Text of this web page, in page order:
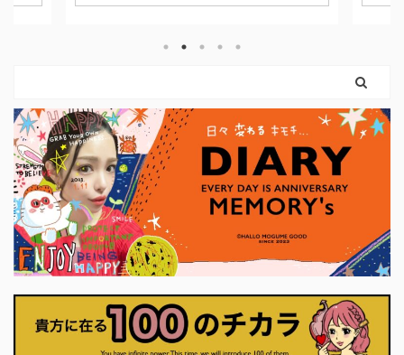
思っ
ーに
ま
押せ
なくてもいい。 我慢し続けなくてもい
け力を使えばいいのです。 弓を引く手
に、やさしさを捨てなくていい」 とい
うことを教えてくれます。 前のカード
で育ててきた意志は、 ここで初めて、
外の世界に触れはじめます。 それは大
きな行動でなくてもかまいません。 小
さく ...
ちゃ
りも
に、